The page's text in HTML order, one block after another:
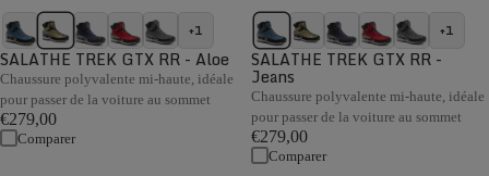
+1
SALATHE TREK GTX RR - Aloe
Chaussure polyvalente mi-haute, idéale
pour passer de la voiture au sommet
€279,00
Comparer
+1
SALATHE TREK GTX RR -
Jeans
Chaussure polyvalente mi-haute, idéale
pour passer de la voiture au sommet
€279,00
Comparer